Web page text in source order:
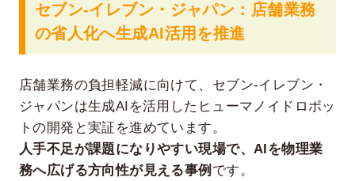
セブン‐イレブン・ジャパン：店舗業務
の省人化へ生成AI活用を推進
店舗業務の負担軽減に向けて、セブン‐イレブン・
ジャパンは生成AIを活用したヒューマノイドロボッ
トの開発と実証を進めています。
人手不足が課題になりやすい現場で、AIを物理業
務へ広げる方向性が見える事例 です。